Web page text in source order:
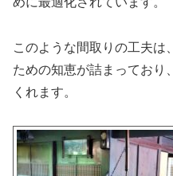
このような間取りの工夫は
ための知恵が詰まっており
くれます。